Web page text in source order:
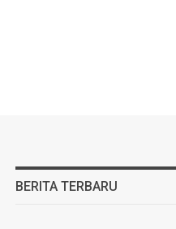
BERITA TERBARU